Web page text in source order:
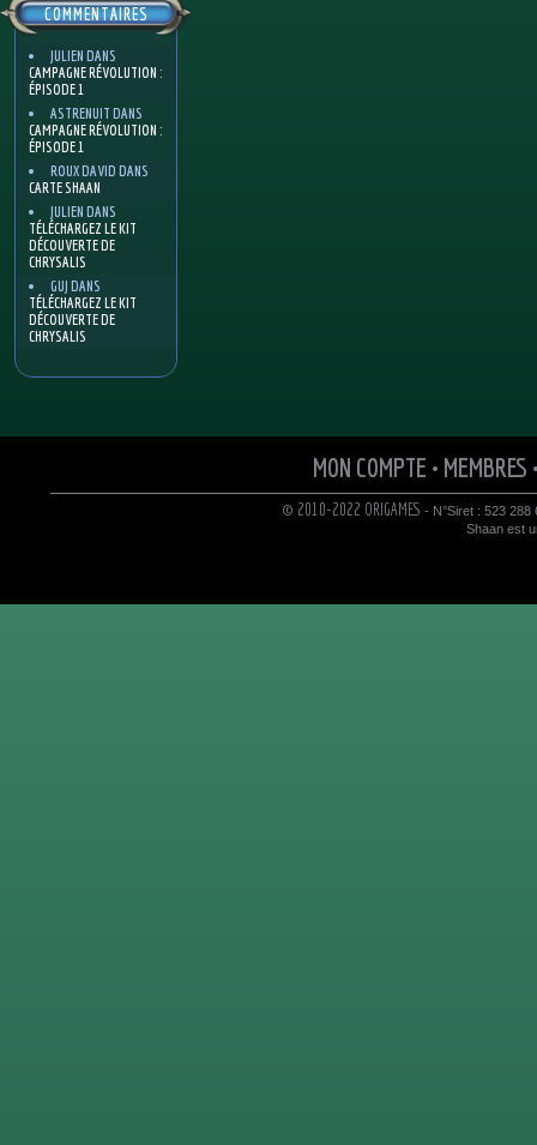
COMMENTAIRES
JULIEN DANS
CAMPAGNE RÉVOLUTION :
ÉPISODE 1
ASTRENUIT DANS
CAMPAGNE RÉVOLUTION :
ÉPISODE 1
ROUX DAVID DANS
CARTE SHAAN
JULIEN DANS
TÉLÉCHARGEZ LE KIT
DÉCOUVERTE DE
CHRYSALIS
GUJ DANS
TÉLÉCHARGEZ LE KIT
DÉCOUVERTE DE
CHRYSALIS
MON COMPTE • MEMBRES
© 2010-2022 ORIGAMES - N°Siret : 523 288
Shaan est